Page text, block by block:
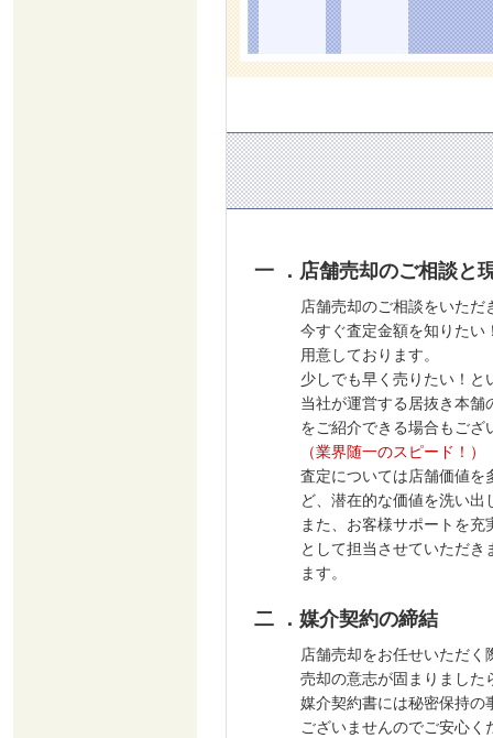
一 ．店舗売却のご相談と
店舗売却のご相談をいた
今すぐ査定金額を知りたい
用意しております。
少しでも早く売りたい！
当社が運営する居抜き本
をご紹介できる場合もござ
（業界随一のスピード！）
査定については店舗価値を
ど、潜在的な価値を洗い出
また、お客様サポートを
として担当させていただ
ます。
二 ．媒介契約の締結
店舗売却をお任せいただ
売却の意志が固まりました
媒介契約書には秘密保持の
ございませんのでご安心く